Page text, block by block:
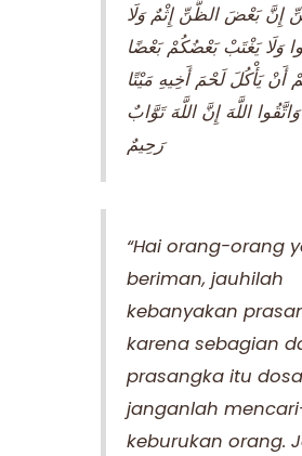
إِنَّ بَعْضَ الظَّنِّ إِثْمٌ وَلَا
وَلَا يَغْتَبْ بَعْضُكُمْ بَعْضًا
أَنْ يَأْكُلَ لَحْمَ أَخِيهِ مَيْتًا
اللَّهَ إِنَّ اللَّهَ تَوَّابٌ
رَحِيمٌ⁣
“Hai orang-orang
beriman, jauhilah
kebanyakan
karena sebagian
prasangka itu
janganlah
keburukan orang.